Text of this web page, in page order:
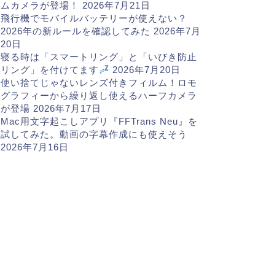
ムカメラが登場！
2026年7月21日
飛行機でモバイルバッテリーが使えない？
2026年の新ルールを確認してみた 2026年7月
20日
寝る時は「スマートリング」と「いびき防止
リング」を付けてます
2026年7月20日
使い捨てじゃないレンズ付きフィルム！ロモ
グラフィーから繰り返し使えるハーフカメラ
が登場 2026年7月17日
Mac用文字起こしアプリ『FFTrans Neu』を
試してみた。動画の字幕作成にも使えそう
2026年7月16日